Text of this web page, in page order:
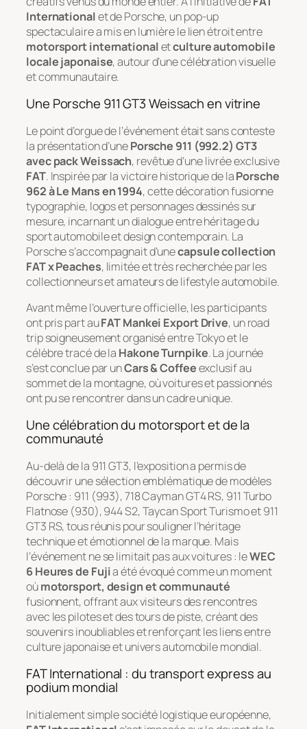
Internationalet de Porsche, un pop-up
spectaculaire a mis en lumière le lien étroit entre
motorsport internationaletculture automobile
locale japonaise, autour d’une célébration visuelle
et communautaire.
Une Porsche 911 GT3 Weissach en vitrine
Le point d’orgue de l’événement était sans conteste
la présentation d’unePorsche 911 (992.2) GT3
avec pack Weissach, revêtue d’une livrée exclusive
FAT. Inspirée par la victoire historique de laPorsche
962 à Le Mans en 1994, cette décoration fusionne
typographie, logos et personnages dessinés sur
mesure, incarnant un dialogue entre héritage du
sport automobile et design contemporain. La
Porsche s’accompagnait d’unecapsule collection
FAT x Peaches, limitée et très recherchée par les
collectionneurs et amateurs de lifestyle automobile.
Avant même l’ouverture officielle, les participants
ont pris part auFAT Mankei Export Drive, un road
trip soigneusement organisé entre Tokyo et le
célèbre tracé de la Hakone Turnpike. La journée
s’est conclue par unCars & Coffeeexclusif au
sommet de la montagne, où voitures et passionnés
ont pu se rencontrer dans un cadre unique.
Une célébration du motorsport et de la
communauté
Au-delà de la 911 GT3, l’exposition a permis de
découvrir une sélection emblématique de modèles
Porsche : 911 (993), 718 Cayman GT4 RS, 911 Turbo
Flatnose (930), 944 S2, Taycan Sport Turismo et 911
GT3 RS, tous réunis pour souligner l’héritage
technique et émotionnel de la marque. Mais
l’événement ne se limitait pas aux voitures : leWEC
6 Heures de Fujia été évoqué comme un moment
oùmotorsport, design et communauté
fusionnent, offrant aux visiteurs des rencontres
avec les pilotes et des tours de piste, créant des
souvenirs inoubliables et renforçant les liens entre
culture japonaise et univers automobile mondial.
FAT International : du transport express au
podium mondial
Initialement simple société logistique européenne,